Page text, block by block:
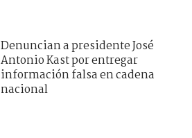
Denuncian a presidente José
Antonio Kast por entregar
información falsa en cadena
nacional